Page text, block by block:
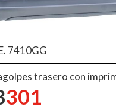
7410GG
trasero con
301